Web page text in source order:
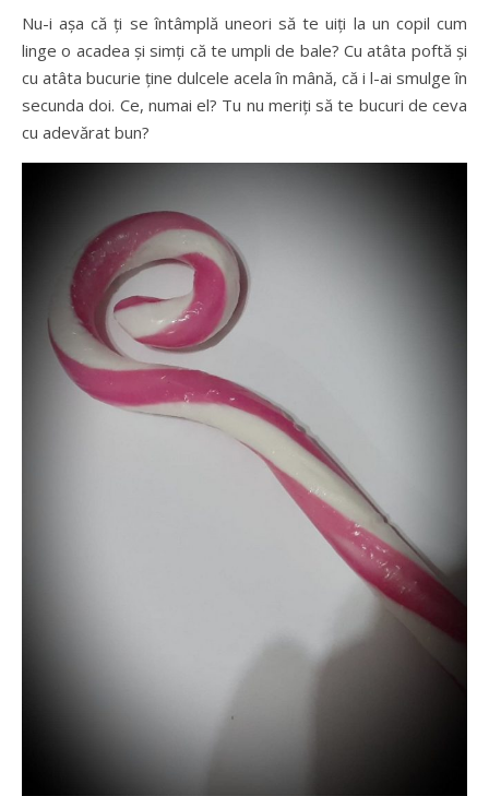
Nu-i așa că ți se întâmplă uneori să te uiți la un copil cum
linge o acadea și simți că te umpli de bale? Cu atâta poftă și
cu atâta bucurie ține dulcele acela în mână, că i l-ai smulge în
secunda doi. Ce, numai el? Tu nu meriți să te bucuri de ceva
cu adevărat bun?